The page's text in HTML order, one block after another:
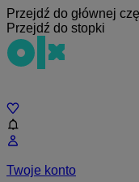
Przejdź do głównej
Przejdź do stopki
Twoje konto